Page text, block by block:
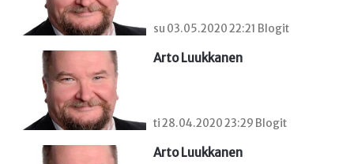
su 03.05.2020 22:21 Blogit
Arto Luukkanen
ti 28.04.2020 23:29 Blogit
Arto Luukkanen